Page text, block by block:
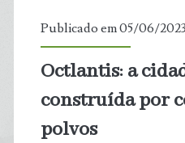
Publicado em 05/06/2023
Octlantis: a
construída por
polvos